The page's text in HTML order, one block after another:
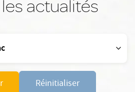
actualités
Réinitialiser